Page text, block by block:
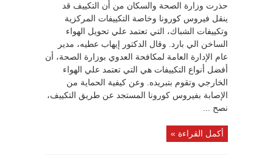
حذرت وزارة الصحة والسكان من أن التكييف قد
ينقل فيروس كورونا وخاصة التكييفات المركزية
وتكييفات الشباك، التي تعتمد علي تحويل الهواء
الساخن الي بارد. وقال الدكتور إيهاب عطيه، مدير
عام الإدارة العامة لمكافحة العدوي بوزارة الصحة، أن
أفضل أنواع التكييفات هي التي تعتمد علي الهواء
الخارجي وتقوم بتبريده. وعن كيفية الحماية من
الإصابة بفيروس كورونا المستجد عن طريق التكييف،
نصح ...
أكمل القراءة »